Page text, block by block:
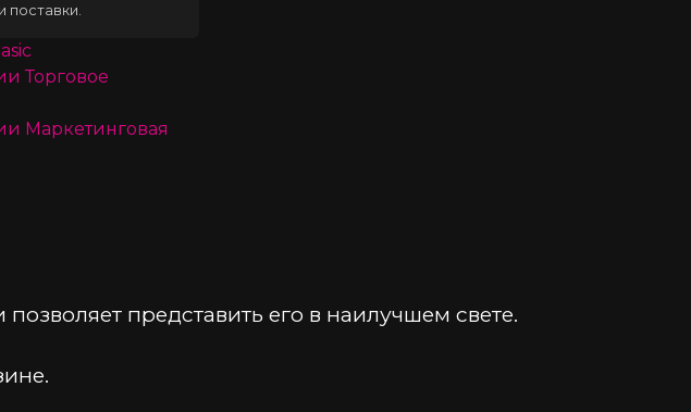
поставки.
Торговое
Маркетинговая
представить его в наилучшем свете.